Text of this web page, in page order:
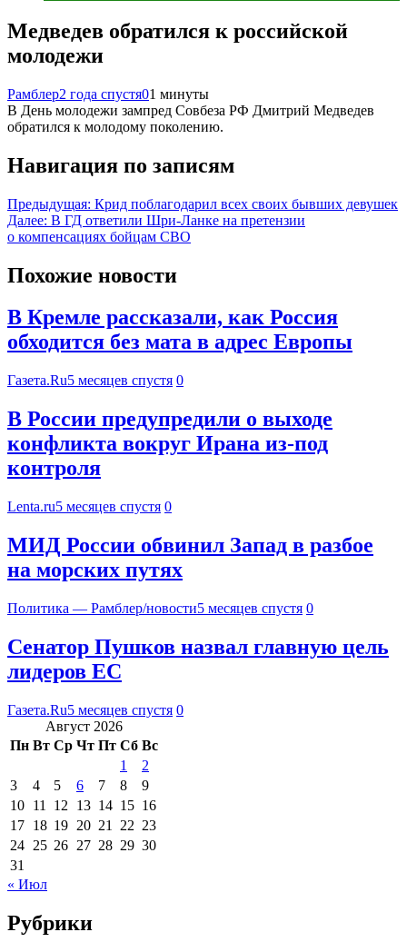
Медведев обратился к российской
молодежи
Рамблер2 года спустя01 минуты
В День молодежи зампред Совбеза РФ Дмитрий Медведев
обратился к молодому поколению.
Навигация по записям
Предыдущая: Крид поблагодарил всех своих бывших девушек
Далее: В ГД ответили Шри-Ланке на претензии
о компенсациях бойцам СВО
Похожие новости
В Кремле рассказали, как Россия
обходится без мата в адрес Европы
Газета.Ru5 месяцев спустя 0
В России предупредили о выходе
конфликта вокруг Ирана из-под
контроля
Lenta.ru5 месяцев спустя 0
МИД России обвинил Запад в разбое
на морских путях
Политика — Рамблер/новости5 месяцев спустя 0
Сенатор Пушков назвал главную цель
лидеров ЕС
Газета.Ru5 месяцев спустя 0
Август 2026
Пн Вт Ср Чт Пт Сб Вс
1
2
3
4 5 6 7 8
9
10 11 12 13 14 15 16
17 18 19 20 21 22 23
24 25 26 27 28 29 30
31
« Июл
Рубрики